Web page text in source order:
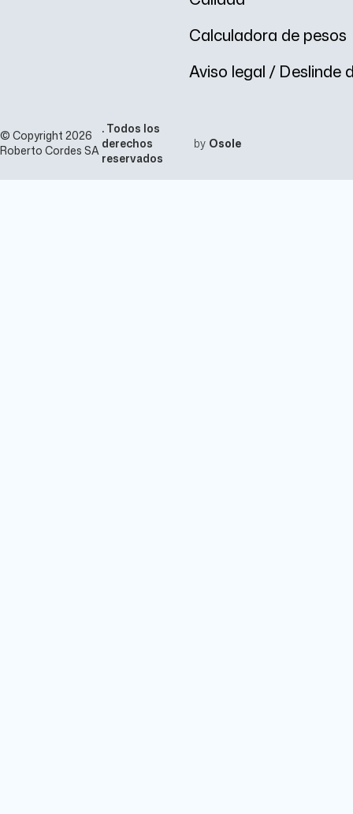
Calculadora de pesos
Aviso legal / Deslinde
© Copyright 2026
Roberto Cordes SA
. Todos los
derechos
reservados
by Osole